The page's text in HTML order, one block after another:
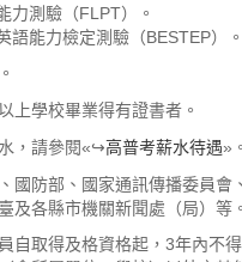
力測驗（FLPT）。
語能力檢定測驗（BESTEP）。
上學校畢業得有證書者。
，請參閱«↪高普考薪水待遇»。
國防部、國家通訊傳播委員會
及各縣市機關新聞處（局）等。
自取得及格資格起，3年內不